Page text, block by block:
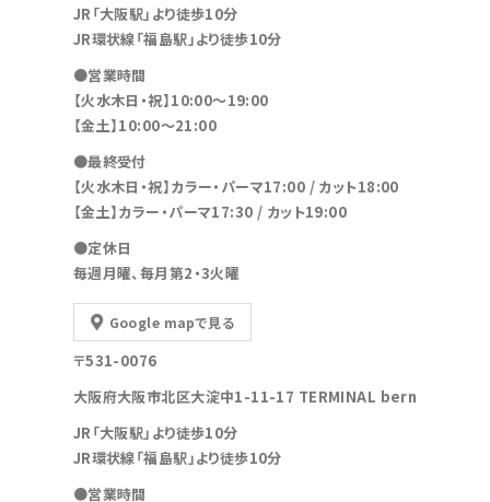
JR「大阪駅」より徒歩10分
JR環状線「福島駅」より徒歩10分
●営業時間
【火水木日・祝】10:00～19:00
【金土】10:00〜21:00
●最終受付
【火水木日・祝】カラー・パーマ17:00 / カット18:00
【金土】カラー・パーマ17:30 / カット19:00
●定休日
毎週月曜、毎月第2・3火曜
Google mapで見る
〒531-0076
大阪府大阪市北区大淀中1-11-17 TERMINAL bern
JR「大阪駅」より徒歩10分
JR環状線「福島駅」より徒歩10分
●営業時間